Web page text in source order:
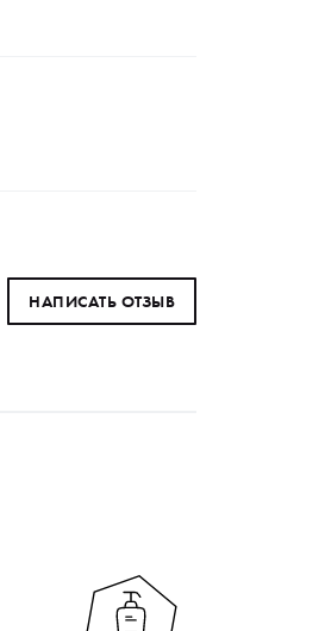
НАПИСАТЬ ОТЗЫВ